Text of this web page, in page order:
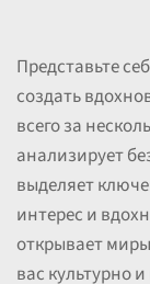
Представьте
создать
всего за
анализирует
выделяет
интерес и
открывает
вас культурно